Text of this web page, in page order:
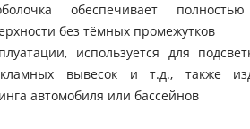
обеспечивает
без тёмных промежутков
используется для
вывесок и т.д., также
автомобиля или бассейнов